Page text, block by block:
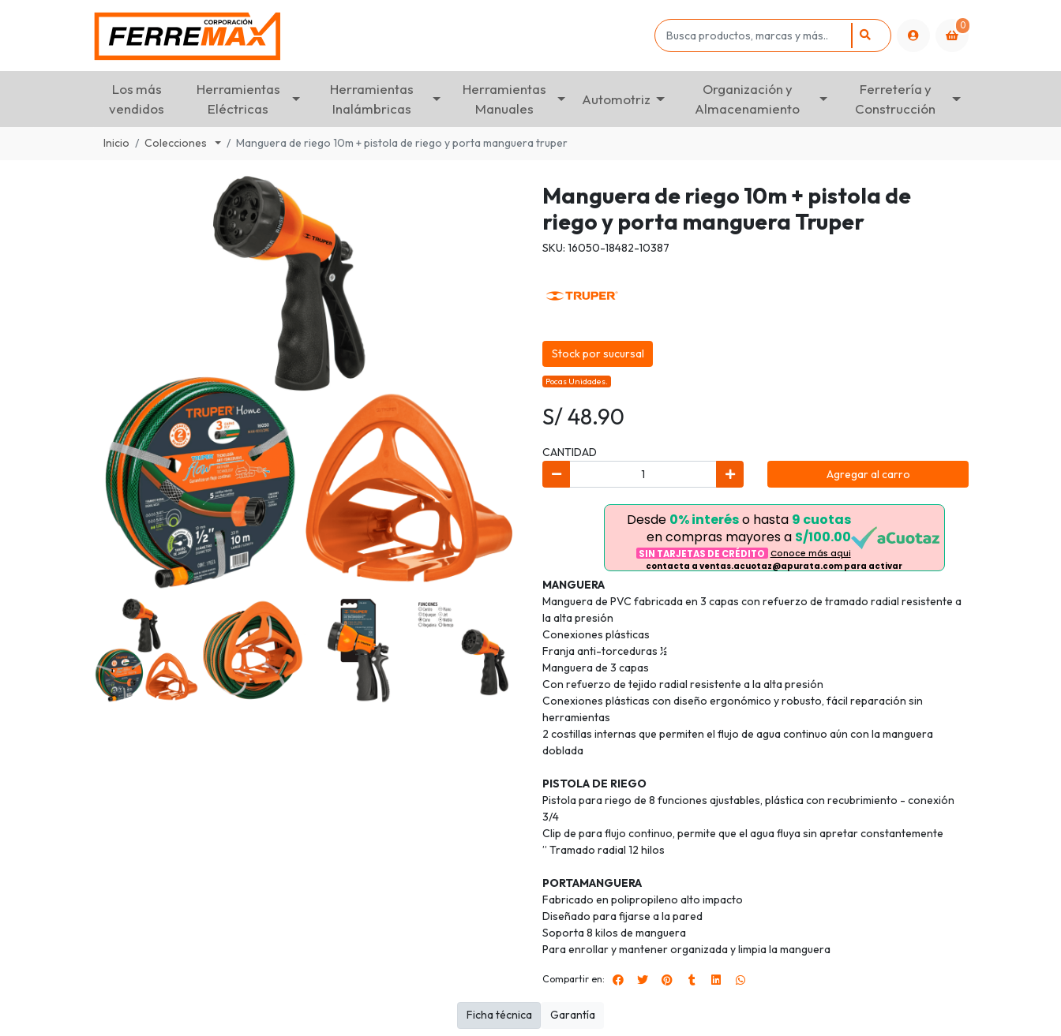
0
Los más
vendidos
Herramientas
Eléctricas
Herramientas
Inalámbricas
Herramientas
Manuales
Automotriz
Organización y
Almacenamiento
Ferretería y
Construcción
Inicio Colecciones Manguera de riego 10m + pistola de riego y porta manguera truper
Manguera de riego 10m + pistola de
riego y porta manguera Truper
SKU: 16050-18482-10387
Stock por sucursal
Pocas Unidades.
S/ 48.90
CANTIDAD
Agregar al carro
Desde 0% interéso hasta 9 cuotas
en compras mayores a S/100.00
SIN TARJETAS DE CRÉDITO Conoce más aqui
contacta a ventas.acuotaz@apurata.com para activar
MANGUERA
Manguera de PVC fabricada en 3 capas con refuerzo de tramado radial resistente a
la alta presión
Conexiones plásticas
Franja anti-torceduras ½
Manguera de 3 capas
Con refuerzo de tejido radial resistente a la alta presión
Conexiones plásticas con diseño ergonómico y robusto, fácil reparación sin
herramientas
2 costillas internas que permiten el flujo de agua continuo aún con la manguera
doblada
PISTOLA DE RIEGO
Pistola para riego de 8 funciones ajustables, plástica con recubrimiento - conexión
3/4
Clip de para flujo continuo, permite que el agua fluya sin apretar constantemente
” Tramado radial 12 hilos
PORTAMANGUERA
Fabricado en polipropileno alto impacto
Diseñado para fijarse a la pared
Soporta 8 kilos de manguera
Para enrollar y mantener organizada y limpia la manguera
Compartir en:
Ficha técnica Garantía